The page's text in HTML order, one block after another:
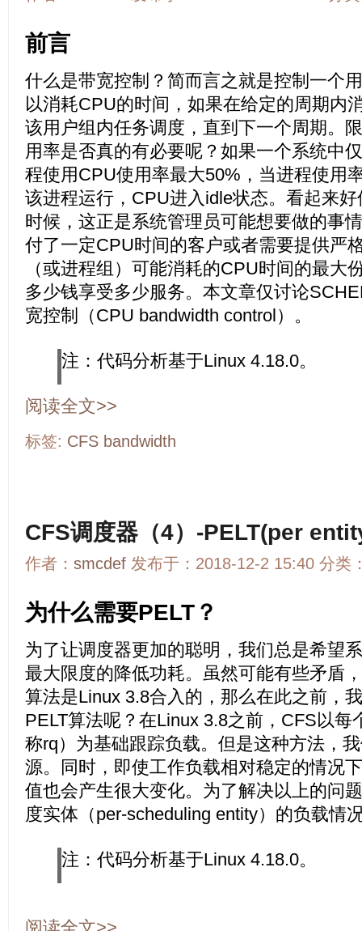
前言
什么是带宽控制？简而言之就是控制一个
以消耗CPU的时间，如果在给定的周期内
该用户组内任务调度，直到下一个周期。
用率是否真的有必要呢？如果一个系统中
程使用CPU使用率最大50%，当进程使用
该进程运行，CPU进入idle状态。看起来
时候，这正是系统管理员可能想要做的事
付了一定CPU时间的客户或者需要提供严
（或进程组）可能消耗的CPU时间的最大
多少钱享受多少服务。本文章仅讨论
宽控制（CPU bandwidth control）。
注：代码分析基于Linux 4.18.0。
阅读全文>>
标签: CFS bandwidth
CFS调度器（4）-PELT(per
作者： smcdef 发布于：2018-12-2 15:40 分类
为什么需要PELT？
为了让调度器更加的聪明，我们总是希望
最大限度的降低功耗。虽然可能有些矛盾
算法是Linux 3.8合入的，那么在此之前，
PELT算法呢？在Linux 3.8之前，CFS以每
称rq）为基础跟踪负载。但是这种方法，
源。同时，即使工作负载相对稳定的情况
值也会产生很大变化。为了解决以上的问
度实体（per-scheduling entity）的负载情
注：代码分析基于Linux 4.18.0。